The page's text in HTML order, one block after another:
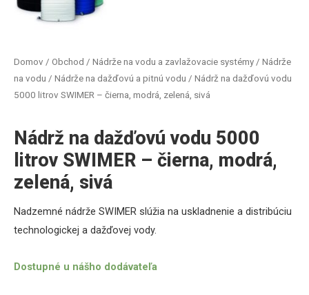
Domov / Obchod / Nádrže na vodu a zavlažovacie systémy / Nádrže
na vodu / Nádrže na dažďovú a pitnú vodu / Nádrž na dažďovú vodu
5000 litrov SWIMER – čierna, modrá, zelená, sivá
Nádrž na dažďovú vodu 5000
litrov SWIMER – čierna, modrá,
zelená, sivá
Nadzemné nádrže SWIMER slúžia na uskladnenie a distribúciu
technologickej a dažďovej vody.
Dostupné u nášho dodávateľa